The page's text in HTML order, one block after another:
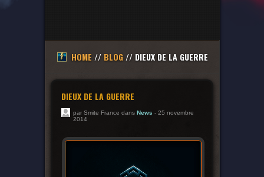
HOME // BLOG// DIEUX DE LA GUERRE
DIEUX DE LA GUERRE
par Smite France dans News - 25 novembre
2014